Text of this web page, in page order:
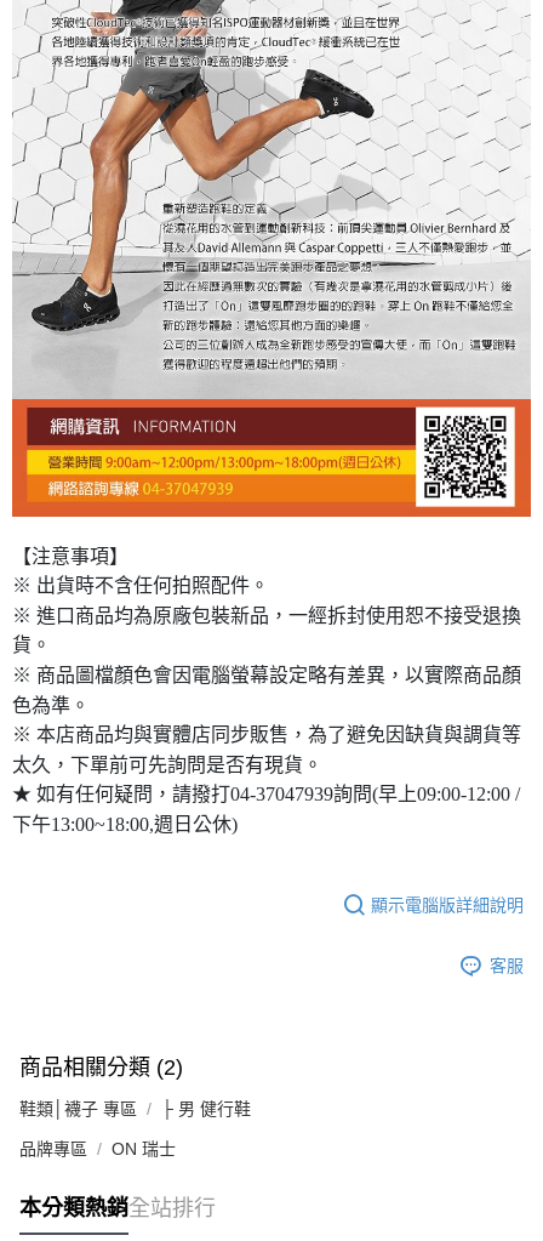
【注意事項】
※ 出貨時不含任何拍照配件。
※ 進口商品均為原廠包裝新品，一經拆封使用恕不接受退換
貨。
※ 商品圖檔顏色會因電腦螢幕設定略有差異，以實際商品顏
色為準。
※ 本店商品均與實體店同步販售，為了避免因缺貨與調貨等
太久，下單前可先詢問是否有現貨。
★ 如有任何疑問，請撥打04-37047939詢問(早上09:00-12:00 /
下午13:00~18:00,週日公休)
顯示電腦版詳細說明
客服
商品相關分類 (2)
鞋類│襪子 專區 ├ 男 健行鞋
品牌專區 ON 瑞士
本分類熱銷全站排行